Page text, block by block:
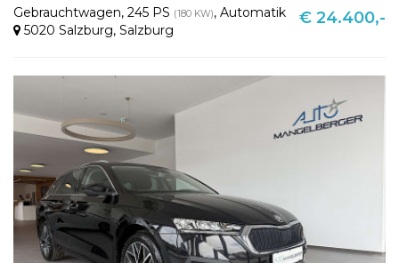
Gebrauchtwagen, 245 PS (180 KW), Automatik
5020 Salzburg, Salzburg
€ 24.400,-